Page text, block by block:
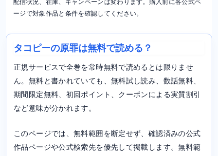
配信状況、在庫、キャンペーンは変わります。購入前に各公式ペ
ージで対象作品と条件を確認してください。
タコピーの原罪は無料で読める？
正規サービスで全巻を常時無料で読めるとは限りませ
ん。無料と書かれていても、無料試し読み、数話無料、
期間限定無料、初回ポイント、クーポンによる実質割引
など意味が分かれます。
このページでは、無料範囲を断定せず、確認済みの公式
作品ページや公式検索先を優先して掲載します。無料範